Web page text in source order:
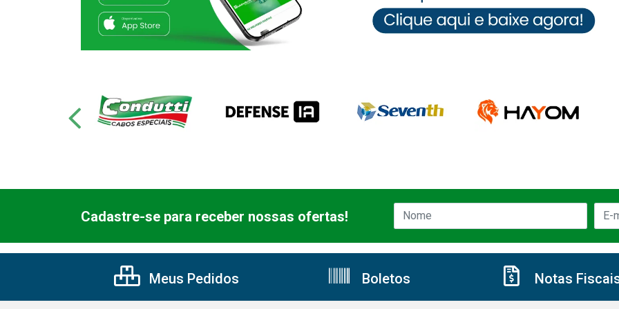
Cadastre-se para receber nossas ofertas!
Meus Pedidos Boletos Notas